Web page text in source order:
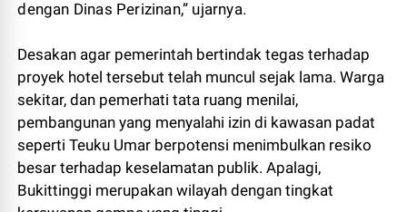
dengan Dinas Perizinan,” ujarnya.
Desakan agar pemerintah bertindak tegas terhadap
proyek hotel tersebut telah muncul sejak lama. Warga
sekitar, dan pemerhati tata ruang menilai,
pembangunan yang menyalahi izin di kawasan padat
seperti Teuku Umar berpotensi menimbulkan resiko
besar terhadap keselamatan publik. Apalagi,
Bukittinggi merupakan wilayah dengan tingkat